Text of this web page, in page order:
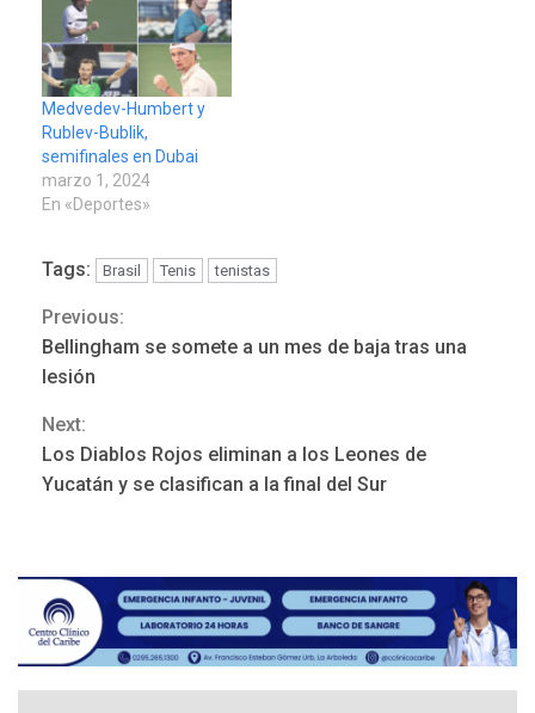
Medvedev-Humbert y
Rublev-Bublik,
semifinales en Dubai
marzo 1, 2024
En «Deportes»
Tags: Brasil Tenis tenistas
Continue
Reading
Previous:
Bellingham se somete a un mes de baja tras una
lesión
Next:
Los Diablos Rojos eliminan a los Leones de
Yucatán y se clasifican a la final del Sur
REGIONALES ÚLTIMA HORA
Mariño fortalece capacidad
gestión
REGIONALES ÚLTIMA HORA
Reparan hundimiento de la
«Juan Bautista Arismendi» a